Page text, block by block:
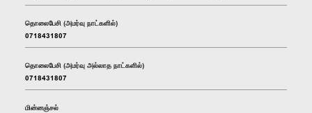
தொலைபேசி (அமர்வு நாட்களில்)
0718431807
தொலைபேசி (அமர்வு அல்லாத நாட்களில்)
0718431807
மின்னஞ்சல்